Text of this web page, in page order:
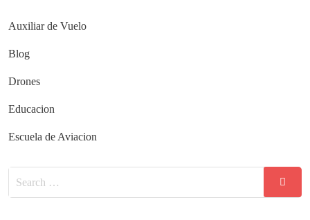
Auxiliar de Vuelo
Blog
Drones
Educacion
Escuela de Aviacion